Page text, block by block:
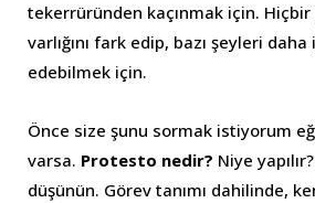
tekerrüründen kaçınmak için.
varlığını fark edip, bazı şeyleri
edebilmek için.
Önce size şunu sormak istiyorum
varsa. Protesto nedir? Niye
düşünün. Görev tanımı dahilinde,